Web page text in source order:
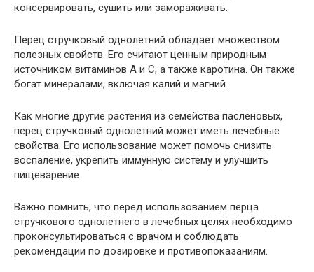
консервировать, сушить или замораживать.
Перец стручковый однолетний обладает множеством
полезных свойств. Его считают ценным природным
источником витаминов А и С, а также каротина. Он также
богат минералами, включая калий и магний.
Как многие другие растения из семейства пасленовых,
перец стручковый однолетний может иметь лечебные
свойства. Его использование может помочь снизить
воспаление, укрепить иммунную систему и улучшить
пищеварение.
Важно помнить, что перед использованием перца
стручкового однолетнего в лечебных целях необходимо
проконсультироваться с врачом и соблюдать
рекомендации по дозировке и противопоказаниям.